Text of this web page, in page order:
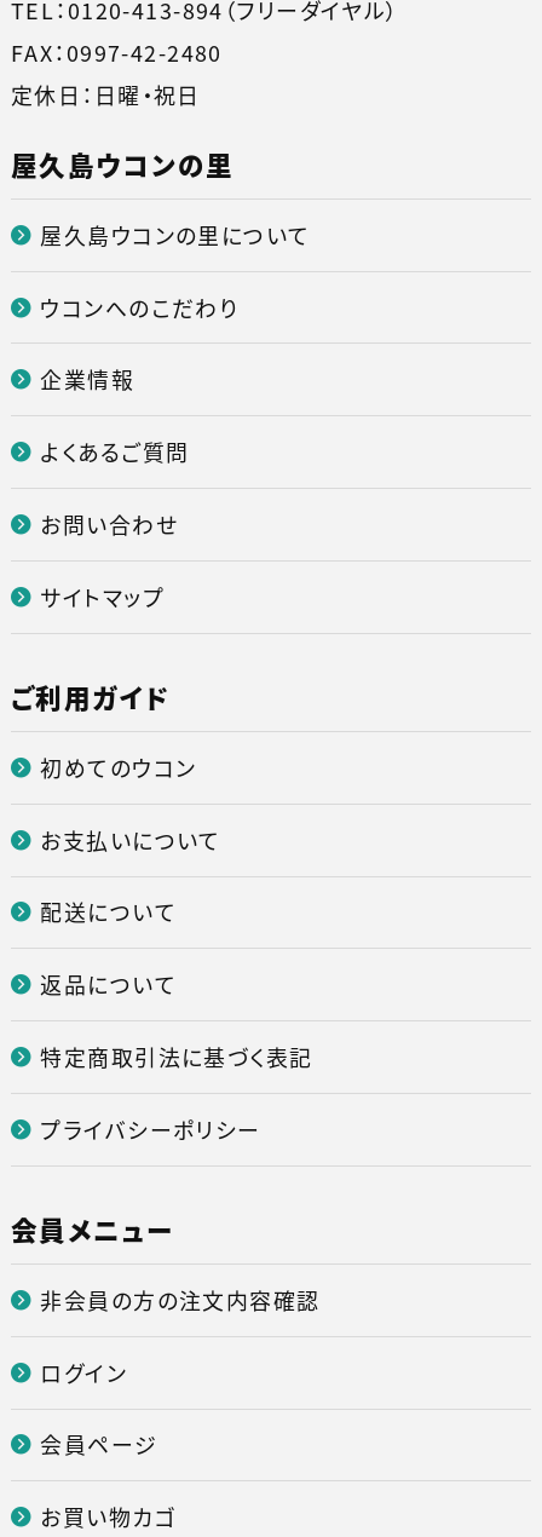
TEL：0120-413-894（フリーダイヤル）
FAX：0997-42-2480
定休日：日曜・祝日
屋久島ウコンの里
屋久島ウコンの里について
ウコンへのこだわり
企業情報
よくあるご質問
お問い合わせ
サイトマップ
ご利用ガイド
初めてのウコン
お支払いについて
配送について
返品について
特定商取引法に基づく表記
プライバシーポリシー
会員メニュー
非会員の方の注文内容確認
ログイン
会員ページ
お買い物カゴ